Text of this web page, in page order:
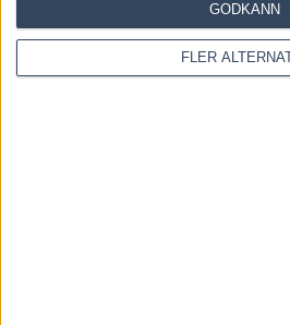
FLER
GODKÄNN
Denna webbplats använder Akismet
Lär dig om hur din kommentarsdata